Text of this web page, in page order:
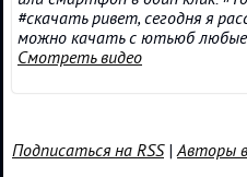
#скачать ривет, сегодня я
можно качать с ютьюб любые
Смотреть видео
Подписаться на RSS|Авторы